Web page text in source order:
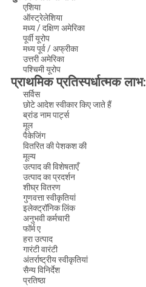
एशिया
ऑस्ट्रेलेशिया
मध्य / दक्षिण अमेरिका
पूर्वी यूरोप
मध्य पूर्व / अफ्रीका
उत्तरी अमेरिका
पश्चिमी यूरोप
प्राथमिक प्रतिस्पर्धात्मक लाभ:
सर्विस
छोटे आदेश स्वीकार किए जाते हैं
ब्रांड नाम पार्ट्स
मूल
पैकेजिंग
वितरित की पेशकश की
मूल्य
उत्पाद की विशेषताएँ
उत्पाद का प्रदर्शन
शीघ्र वितरण
गुणवत्ता स्वीकृतियां
इलेक्ट्रॉनिक लिंक
अनुभवी कर्मचारी
फॉर्म ए
हरा उत्पाद
गारंटी वारंटी
अंतर्राष्ट्रीय स्वीकृतियां
सैन्य विनिर्देश
प्रतिष्ठा